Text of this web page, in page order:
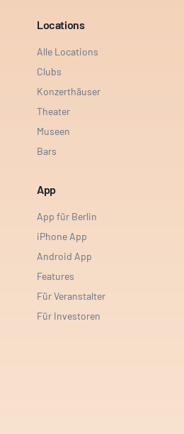
Locations
Alle Locations
Clubs
Konzerthäuser
Theater
Museen
Bars
App
App für Berlin
iPhone App
Android App
Features
Für Veranstalter
Für Investoren